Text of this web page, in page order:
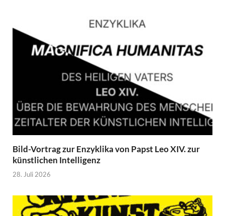
Bild-Vortrag zur Enzyklika von Papst Leo XIV. zur
künstlichen Intelligenz
28. Juli 2026